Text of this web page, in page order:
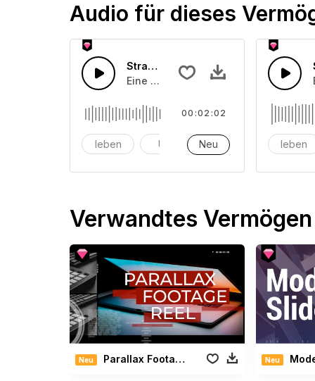
Audio für dieses
Straßenleben 2
Eine Ansammlung von
leben Uhr Alarm
00:02:02
Neu leben
Verwandtes Vermögen
Neu Parallax Footage Reel Neu